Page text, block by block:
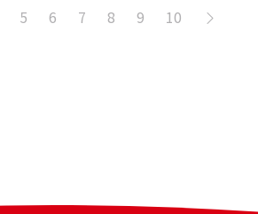
5 6 7 8 9 10